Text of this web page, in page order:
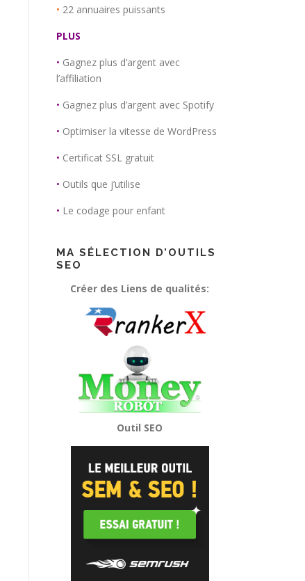
• 22 annuaires puissants
PLUS
• Gagnez plus d’argent avec
l’affiliation
• Gagnez plus d’argent avec Spotify
• Optimiser la vitesse de WordPress
• Certificat SSL gratuit
• Outils que j’utilise
• Le codage pour enfant
MA SÉLECTION D’OUTILS
SEO
Créer des Liens de qualités:
Outil SEO